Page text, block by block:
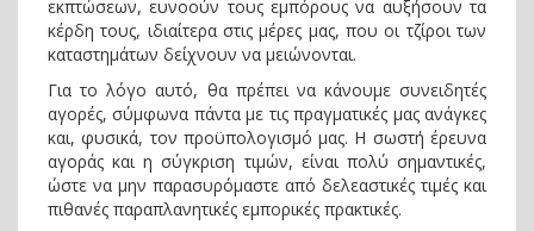
εκπτώσεων, ευνοούν τους εμπόρους να αυξήσουν τα
κέρδη τους, ιδιαίτερα στις μέρες μας, που οι τζίροι των
καταστημάτων δείχνουν να μειώνονται.
Για το λόγο αυτό, θα πρέπει να κάνουμε συνειδητές
αγορές, σύμφωνα πάντα με τις πραγματικές μας ανάγκες
και, φυσικά, τον προϋπολογισμό μας. Η σωστή έρευνα
αγοράς και η σύγκριση τιμών, είναι πολύ σημαντικές,
ώστε να μην παρασυρόμαστε από δελεαστικές τιμές και
πιθανές παραπλανητικές εμπορικές πρακτικές.